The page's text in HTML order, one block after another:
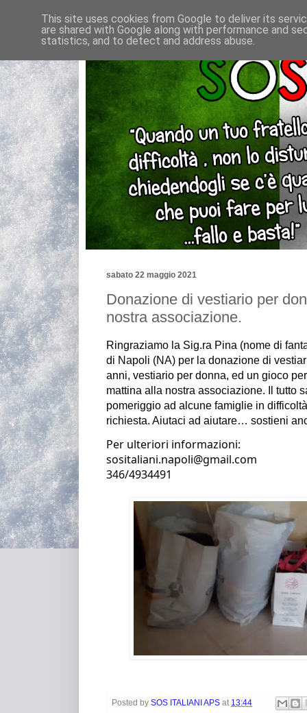
sabato 22 maggio 2021
Donazione di vestiario per
nostra associazione.
Ringraziamo la Sig.ra Pina (nome di
di Napoli (NA) per la donazione di
anni, vestiario per donna, ed un gioco
mattina alla nostra associazione. Il tutto
pomeriggio ad alcune famiglie in
richiesta. Aiutaci ad aiutare… sostieni
Per ulteriori informazioni:
sositaliani.napoli@gmail.com
346/4934491
Posted by SOS ITALIANI APS at 13:44
This site uses cookies from Google to deliver its
are shared with Google along with performance and
statistics, and to detect and address abuse.